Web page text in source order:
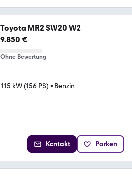
Toyota MR2 SW20 W2
9.850 €
Ohne Bewertung
115 kW (156 PS) • Benzin
Kontakt Parken